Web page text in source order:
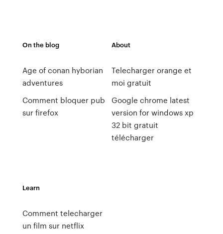
On the blog
Age of conan hyborian
adventures
Comment bloquer pub
sur firefox
About
Telecharger orange et
moi gratuit
Google chrome latest
version for windows xp
32 bit gratuit
télécharger
Learn
Comment telecharger
un film sur netflix